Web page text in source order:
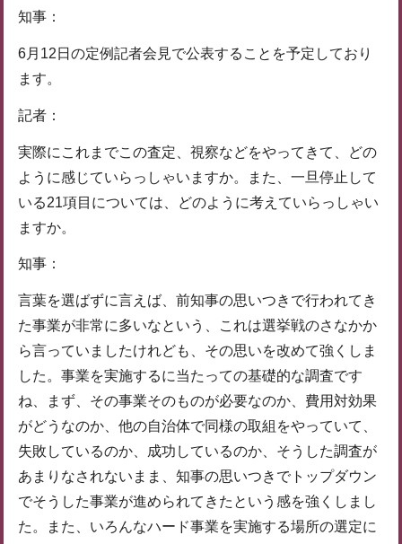
知事：
6月12日の定例記者会見で公表することを予定しており
ます。
記者：
実際にこれまでこの査定、視察などをやってきて、どの
ように感じていらっしゃいますか。また、一旦停止して
いる21項目については、どのように考えていらっしゃい
ますか。
知事：
言葉を選ばずに言えば、前知事の思いつきで行われてき
た事業が非常に多いなという、これは選挙戦のさなかか
ら言っていましたけれども、その思いを改めて強くしま
した。事業を実施するに当たっての基礎的な調査です
ね、まず、その事業そのものが必要なのか、費用対効果
がどうなのか、他の自治体で同様の取組をやっていて、
失敗しているのか、成功しているのか、そうした調査が
あまりなされないまま、知事の思いつきでトップダウン
でそうした事業が進められてきたという感を強くしまし
た。また、いろんなハード事業を実施する場所の選定に